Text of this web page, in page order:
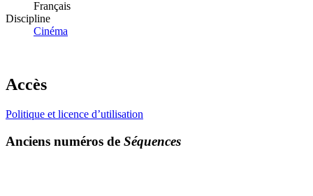
Français
Discipline
Cinéma
Accès
Politique et licence d’utilisation
Anciens numéros de Séquences